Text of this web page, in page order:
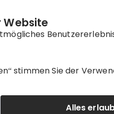
Website
stimmen Sie der
Alles